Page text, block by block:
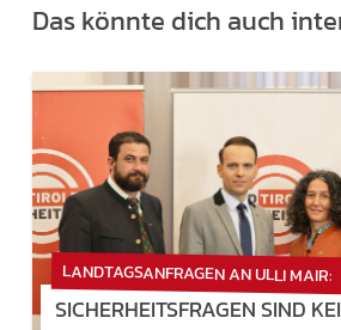
Das könnte dich auch
LANDTAGSANFRAGEN AN ULLI MAIR:
SICHERHEITSFRAGEN SIND